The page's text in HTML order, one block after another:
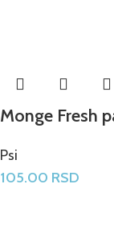
Monge Fresh
Psi
105.00 RSD